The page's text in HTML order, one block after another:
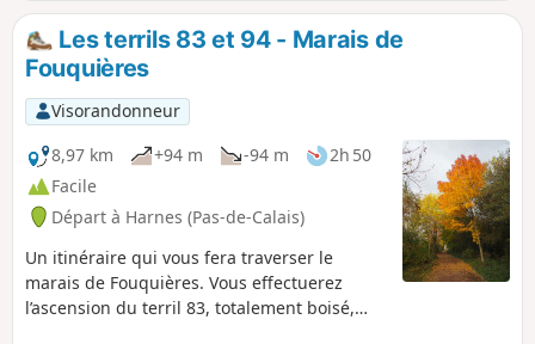
Les terrils 83 et 94 - Marais de
Fouquières
Visorandonneur
8,97 km
+94 m -94 m
2h 50
Facile
Départ à Harnes (Pas-de-Calais)
Un itinéraire qui vous fera traverser le
marais de Fouquières. Vous effectuerez
l’ascension du terril 83, totalement boisé,